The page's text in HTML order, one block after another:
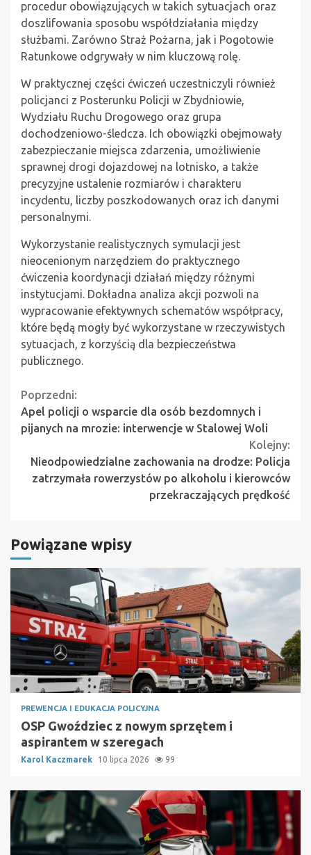
procedur obowiązujących w takich sytuacjach oraz
doszlifowania sposobu współdziałania między
służbami. Zarówno Straż Pożarna, jak i Pogotowie
Ratunkowe odgrywały w nim kluczową rolę.
W praktycznej części ćwiczeń uczestniczyli również
policjanci z Posterunku Policji w Zbydniowie,
Wydziału Ruchu Drogowego oraz grupa
dochodzeniowo-śledcza. Ich obowiązki obejmowały
zabezpieczanie miejsca zdarzenia, umożliwienie
sprawnej drogi dojazdowej na lotnisko, a także
precyzyjne ustalenie rozmiarów i charakteru
incydentu, liczby poszkodowanych oraz ich danymi
personalnymi.
Wykorzystanie realistycznych symulacji jest
nieocenionym narzędziem do praktycznego
ćwiczenia koordynacji działań między różnymi
instytucjami. Dokładna analiza akcji pozwoli na
wypracowanie efektywnych schematów współpracy,
które będą mogły być wykorzystane w rzeczywistych
sytuacjach, z korzyścią dla bezpieczeństwa
publicznego.
Continue
Reading
Poprzedni:
Apel policji o wsparcie dla osób bezdomnych i
pijanych na mrozie: interwencje w Stalowej Woli
Kolejny:
Nieodpowiedzialne zachowania na drodze: Policja
zatrzymała rowerzystów po alkoholu i kierowców
przekraczających prędkość
Powiązane wpisy
PREWENCJA I EDUKACJA POLICYJNA
OSP Gwoździec z nowym sprzętem i
aspirantem w szeregach
Karol Kaczmarek 10 lipca 2026 99